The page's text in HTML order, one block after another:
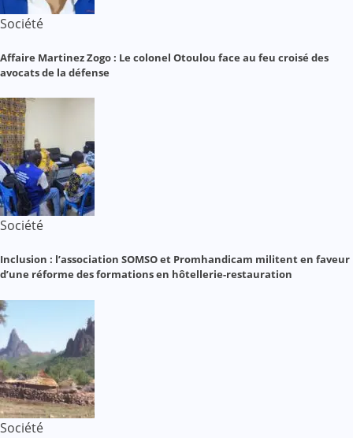
Société
Affaire Martinez Zogo : Le colonel Otoulou face au feu croisé des
avocats de la défense
Société
Inclusion : l’association SOMSO et Promhandicam militent en faveur
d’une réforme des formations en hôtellerie-restauration
Société